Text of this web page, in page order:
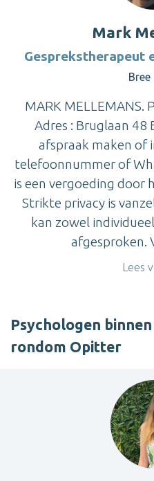
Mark
Gesprekstherapeut
Bree
MARK
Adres : Bruglaan 48
afspraak maken of
telefoonnummer of
is een vergoeding door
Strikte privacy is
kan zowel
afgesproken.
Lees
Psychologen
rondom Opitter